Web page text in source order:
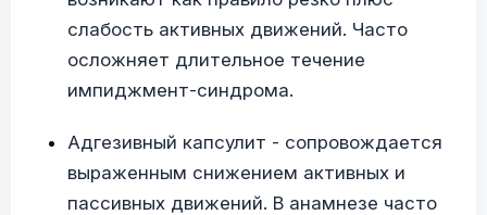
слабость активных движений. Часто
осложняет длительное течение
импиджмент-синдрома.
Адгезивный капсулит - сопровождается
выраженным снижением активных и
пассивных движений. В анамнезе часто